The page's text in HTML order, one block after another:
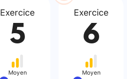
Exercice
5
Moyen
Exercice
6
Moyen